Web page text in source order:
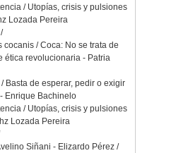
/ Utopías, crisis y pulsiones
Lozada Pereira
cocanis / Coca: No se trata de
ética revolucionaria - Patria
Basta de esperar, pedir o exigir
Enrique Bachinelo
/ Utopías, crisis y pulsiones
Lozada Pereira
Siñani - Elizardo Pérez /